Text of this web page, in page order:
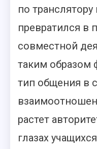
по
превратился в
совместной
таким образом
тип общения в
растет
глазах